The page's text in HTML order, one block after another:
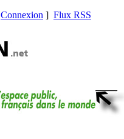
Connexion ] Flux RSS